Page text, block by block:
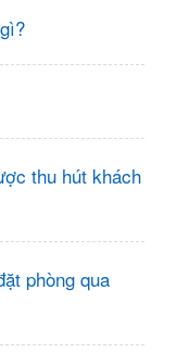
thu hút khách
phòng qua